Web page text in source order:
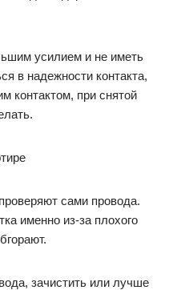
усилием и не иметь
в надежности контакта,
контактом, при снятой
сами провода.
именно из-за плохого
зачистить или лучше